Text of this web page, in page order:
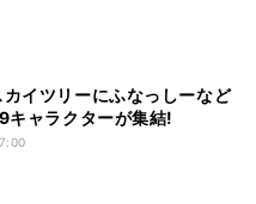
イツリーにふなっしーなど
キャラクターが集結!